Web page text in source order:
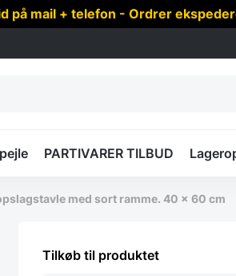
på mail + telefon - Ordrer
PARTIVARER TILBUD
med sort ramme. 40 x 60 cm
Tilkøb til produktet